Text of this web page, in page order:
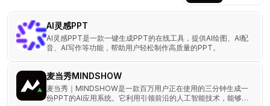
AI灵感PPT
AI灵感PPT是一款一键生成PPT的在线工具，提供AI绘图、AI配
音、AI写作等功能，帮助用户轻松制作高质量的PPT。
麦当秀MINDSHOW
麦当秀｜MINDSHOW是一款百万用户正在使用的三分钟生成一
份PPT的AI应用系统。它利用引领前沿的人工智能技术，能够自